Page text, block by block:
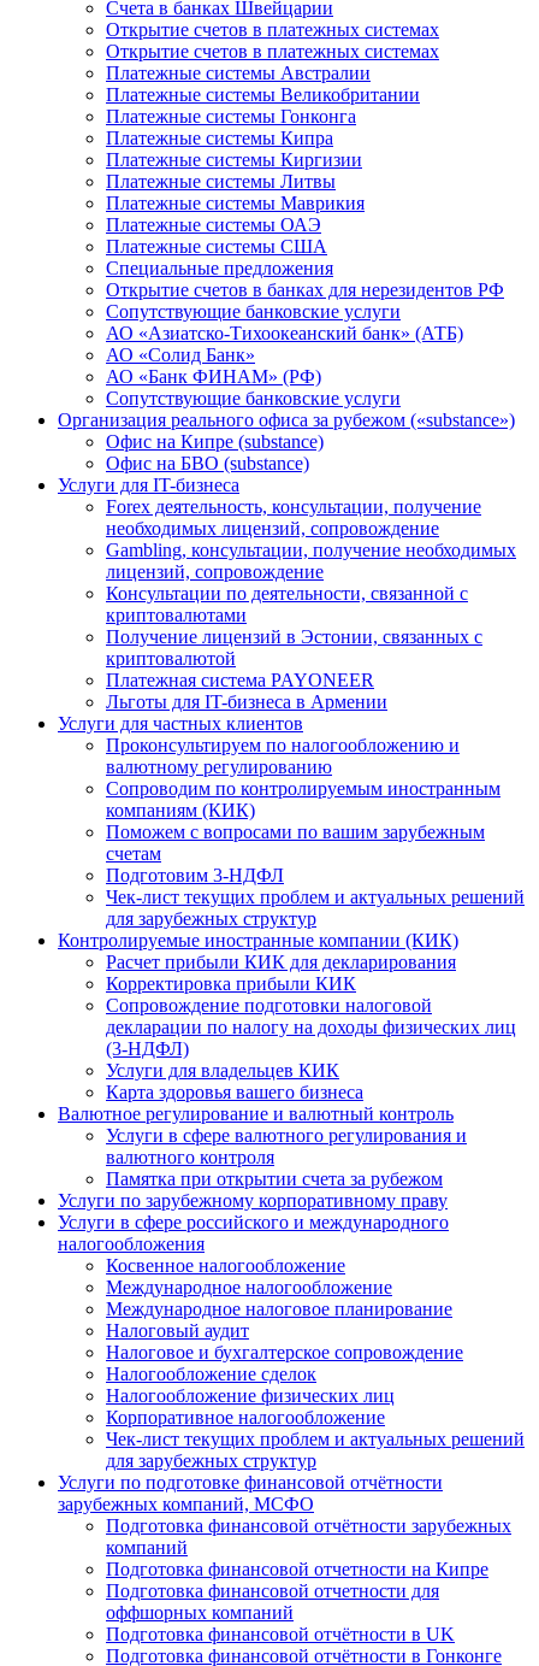
Счета в банках Швейцарии
Открытие счетов в платежных системах
Открытие счетов в платежных системах
Платежные системы Австралии
Платежные системы Великобритании
Платежные системы Гонконга
Платежные системы Кипра
Платежные системы Киргизии
Платежные системы Литвы
Платежные системы Маврикия
Платежные системы ОАЭ
Платежные системы США
Специальные предложения
Открытие счетов в банках для нерезидентов РФ
Сопутствующие банковские услуги
АО «Азиатско-Тихоокеанский банк» (АТБ)
АО «Солид Банк»
АО «Банк ФИНАМ» (РФ)
Сопутствующие банковские услуги
Организация реального офиса за рубежом («substance»)
Офис на Кипре (substance)
Офис на БВО (substance)
Услуги для IT-бизнеса
Forex деятельность, консультации, получение
необходимых лицензий, сопровождение
Gambling, консультации, получение необходимых
лицензий, сопровождение
Консультации по деятельности, связанной с
криптовалютами
Получение лицензий в Эстонии, связанных с
криптовалютой
Платежная система PAYONEER
Льготы для IT-бизнеса в Армении
Услуги для частных клиентов
Проконсультируем по налогообложению и
валютному регулированию
Сопроводим по контролируемым иностранным
компаниям (КИК)
Поможем с вопросами по вашим зарубежным
счетам
Подготовим 3-НДФЛ
Чек-лист текущих проблем и актуальных решений
для зарубежных структур
Контролируемые иностранные компании (КИК)
Расчет прибыли КИК для декларирования
Корректировка прибыли КИК
Сопровождение подготовки налоговой
декларации по налогу на доходы физических лиц
(3-НДФЛ)
Услуги для владельцев КИК
Карта здоровья вашего бизнеса
Валютное регулирование и валютный контроль
Услуги в сфере валютного регулирования и
валютного контроля
Памятка при открытии счета за рубежом
Услуги по зарубежному корпоративному праву
Услуги в сфере российского и международного
налогообложения
Косвенное налогообложение
Международное налогообложение
Международное налоговое планирование
Налоговый аудит
Налоговое и бухгалтерское сопровождение
Налогообложение сделок
Налогообложение физических лиц
Корпоративное налогообложение
Чек-лист текущих проблем и актуальных решений
для зарубежных структур
Услуги по подготовке финансовой отчётности
зарубежных компаний, МСФО
Подготовка финансовой отчётности зарубежных
компаний
Подготовка финансовой отчетности на Кипре
Подготовка финансовой отчетности для
оффшорных компаний
Подготовка финансовой отчётности в UK
Подготовка финансовой отчётности в Гонконге